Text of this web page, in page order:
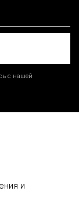
с нашей
и